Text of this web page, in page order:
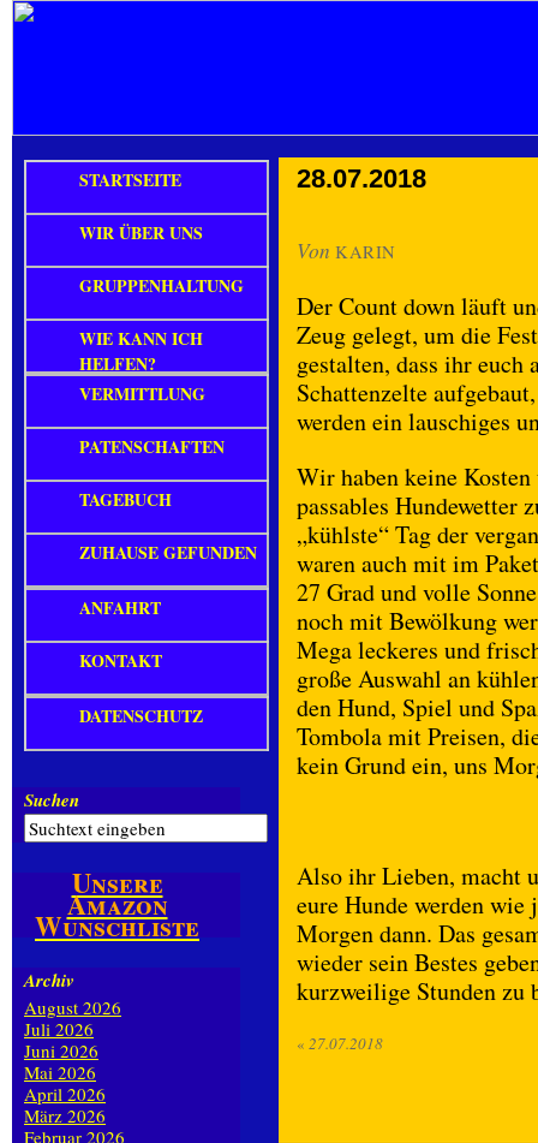
28.07.2018
Von KARIN
Der Count down läuft
Zeug gelegt, um die
gestalten, dass ihr
Schattenzelte
werden ein lauschiges
Wir haben keine
passables Hundewetter
„kühlste“ Tag der
waren auch mit im
27 Grad und volle
noch mit Bewölkung
Mega leckeres und
große Auswahl an
den Hund, Spiel und
Tombola mit Preisen,
kein Grund ein, uns
Also ihr Lieben, macht
eure Hunde werden
Morgen dann. Das
wieder sein Bestes
kurzweilige Stunden zu
« 27.07.2018
STARTSEITE
WIR ÜBER UNS
GRUPPENHALTUNG
WIE KANN ICH
HELFEN?
VERMITTLUNG
PATENSCHAFTEN
TAGEBUCH
ZUHAUSE GEFUNDEN
ANFAHRT
KONTAKT
DATENSCHUTZ
Suchen
Unsere
Amazon
Wunschliste
Archiv
August 2026
Juli 2026
Juni 2026
Mai 2026
April 2026
März 2026
Februar 2026